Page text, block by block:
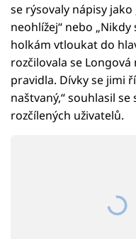
se rýsovaly nápisy
neohlížej“ nebo
holkám vtloukat do
rozčilovala se
pravidla. Dívky se jimi
naštvaný,“ souhlasil
rozčílených uživatelů.